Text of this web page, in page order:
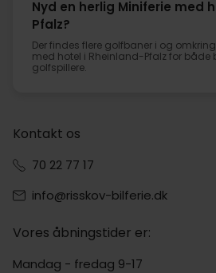
Nyd en herlig Miniferie med
Pfalz?
Der findes flere golfbaner i og
med hotel i Rheinland-Pfalz for både
golfspillere.
Kontakt os
70 22 77 17
info@risskov-bilferie.dk
Vores åbningstider er:
Mandag - fredag 9-17